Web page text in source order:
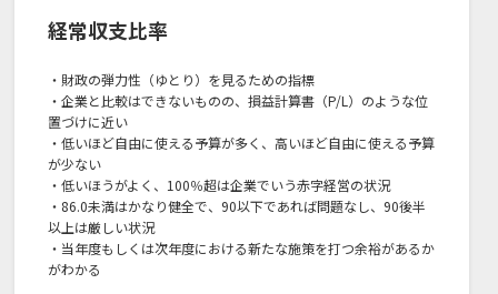
経常収支比率
・財政の弾力性（ゆとり）を見るための指標
・企業と比較はできないものの、損益計算書（P/L）のような位
置づけに近い
・低いほど自由に使える予算が多く、高いほど自由に使える予算
が少ない
・低いほうがよく、100％超は企業でいう赤字経営の状況
・86.0未満はかなり健全で、90以下であれば問題なし、90後半
以上は厳しい状況
・当年度もしくは次年度における新たな施策を打つ余裕があるか
がわかる